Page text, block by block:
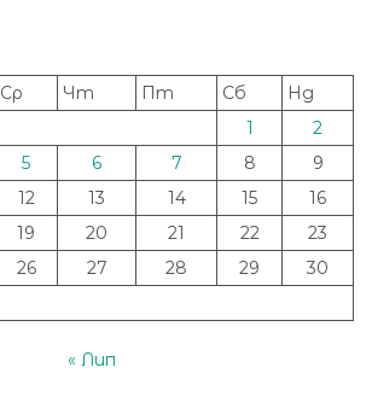
Ср Чт Пт Сб
Нд
1
2
5 6 7 8
9
12 13 14 15
16
19 20 21 22
23
26 27 28 29
30
« Лип